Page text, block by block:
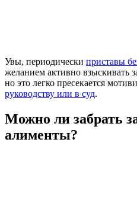
Увы, периодически приставы
желанием активно взыскивать
но это легко пресекается
руководству или в суд.
Можно ли забрать
алименты?